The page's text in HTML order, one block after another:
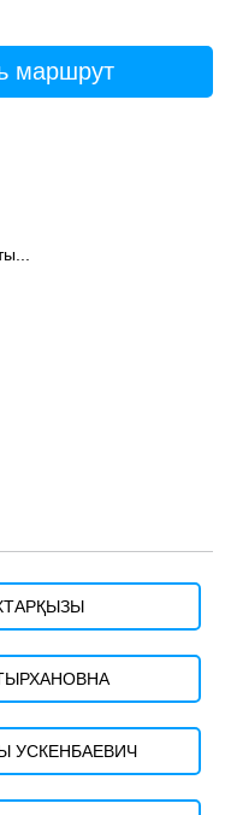
маршрут
УСКЕНБАЕВИЧ